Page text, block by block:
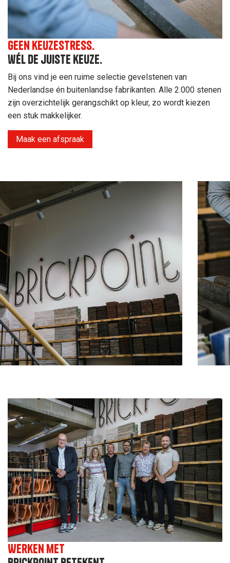
Geen keuzestress.
wél de juiste keuze.
Bij ons vind je een ruime selectie gevelstenen van
Nederlandse én buitenlandse fabrikanten. Alle 2.000 stenen
zijn overzichtelijk gerangschikt op kleur, zo wordt kiezen
een stuk makkelijker.
Maak een afspraak
Werken met